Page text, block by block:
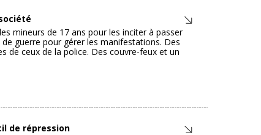
mineurs de 17 ans pour les inciter à passer
guerre pour gérer les manifestations. Des
de ceux de la police. Des couvre-feux et un
de répression